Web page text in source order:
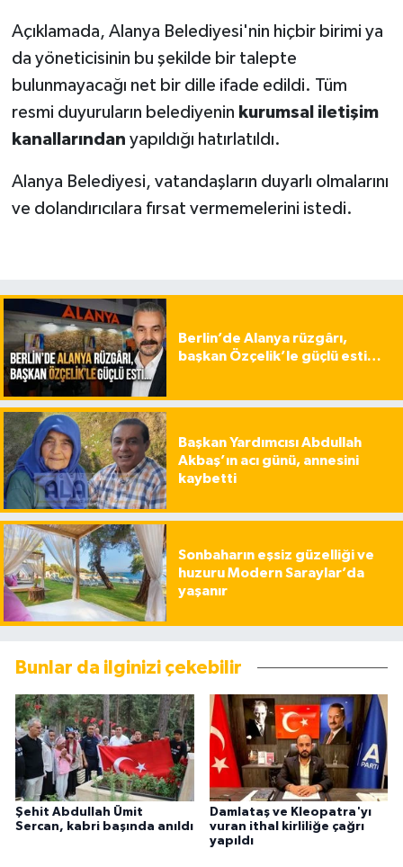
Açıklamada, Alanya Belediyesi'nin hiçbir birimi ya
da yöneticisinin bu şekilde bir talepte
bulunmayacağı net bir dille ifade edildi. Tüm
resmi duyuruların belediyenin kurumsal iletişim
kanallarından yapıldığı hatırlatıldı.
Alanya Belediyesi, vatandaşların duyarlı olmalarını
ve dolandırıcılara fırsat vermemelerini istedi.
Berlin’de Alanya rüzgârı,
başkan Özçelik’le güçlü esti…
Başkan Yardımcısı Abdullah
Akbaş’ın acı günü, annesini
kaybetti
Sonbaharın eşsiz güzelliği ve
huzuru Modern Saraylar’da
yaşanır
Bunlar da ilginizi çekebilir
Şehit Abdullah Ümit
Sercan, kabri başında anıldı
Damlataş ve Kleopatra'yı
vuran ithal kirliliğe çağrı
yapıldı